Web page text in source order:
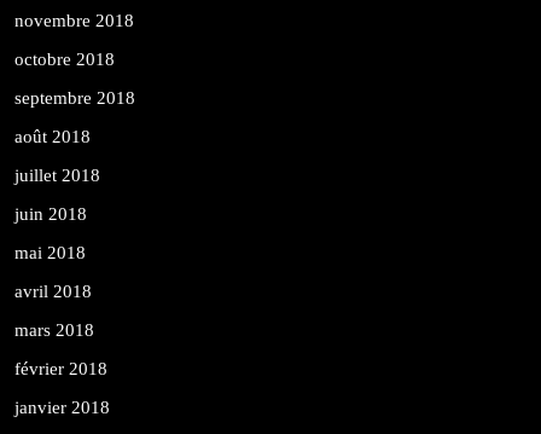
novembre 2018
octobre 2018
septembre 2018
août 2018
juillet 2018
juin 2018
mai 2018
avril 2018
mars 2018
février 2018
janvier 2018